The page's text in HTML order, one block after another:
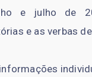
e julho de
e as verbas